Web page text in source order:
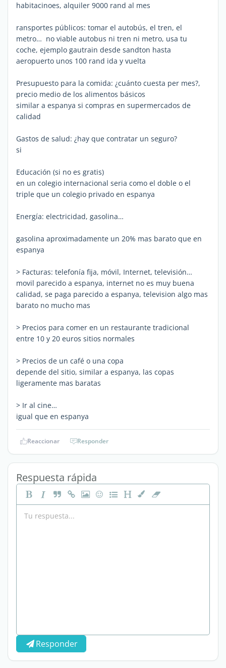
habitacinoes, alquiler 9000 rand al mes
ransportes públicos: tomar el autobús, el tren, el
metro… no viable autobus ni tren ni metro, usa tu
coche, ejemplo gautrain desde sandton hasta
aeropuerto unos 100 rand ida y vuelta
Presupuesto para la comida: ¿cuánto cuesta per mes?,
precio medio de los alimentos básicos
similar a espanya si compras en supermercados de
calidad
Gastos de salud: ¿hay que contratar un seguro?
si
Educación (si no es gratis)
en un colegio internacional seria como el doble o el
triple que un colegio privado en espanya
Energía: electricidad, gasolina…
gasolina aproximadamente un 20% mas barato que en
espanya
> Facturas: telefonía fija, móvil, Internet, televisión…
movil parecido a espanya, internet no es muy buena
calidad, se paga parecido a espanya, television algo mas
barato no mucho mas
> Precios para comer en un restaurante tradicional
entre 10 y 20 euros sitios normales
> Precios de un café o una copa
depende del sitio, similar a espanya, las copas
ligeramente mas baratas
> Ir al cine…
igual que en espanya
Reaccionar Responder
Respuesta rápida
Responder